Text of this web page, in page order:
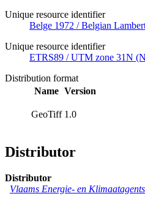
Unique resource identifier
Belge 1972 / Belgian
Unique resource identifier
ETRS89 / UTM zone 31N
Distribution format
Name Version
GeoTiff 1.0
Distributor
Distributor
Vlaams Energie- en